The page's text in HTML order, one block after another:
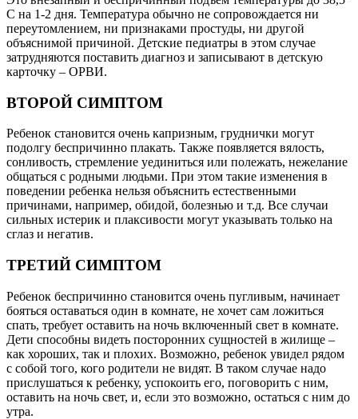
С на 1-2 дня. Температура обычно не сопровождается ни
переутомлением, ни признаками простуды, ни другой
объяснимой причиной. Детские педиатры в этом случае
затрудняются поставить диагноз и записывают в детскую
карточку – ОРВИ.
ВТОРОЙ СИМПТОМ
Ребенок становится очень капризным, груднички могут
подолгу беспричинно плакать. Также появляется вялость,
сонливость, стремление уединиться или полежать, нежелание
общаться с родными людьми. При этом такие изменения в
поведении ребенка нельзя объяснить естественными
причинами, например, обидой, болезнью и т.д. Все случаи
сильных истерик и плаксивости могут указывать только на
сглаз и негатив.
ТРЕТИЙ СИМПТОМ
Ребенок беспричинно становится очень пугливым, начинает
бояться оставаться один в комнате, не хочет сам ложиться
спать, требует оставить на ночь включенный свет в комнате.
Дети способны видеть посторонних сущностей в жилище –
как хороших, так и плохих. Возможно, ребенок увидел рядом
с собой того, кого родители не видят. В таком случае надо
прислушаться к ребенку, успокоить его, поговорить с ним,
оставить на ночь свет, и, если это возможно, остаться с ним до
утра.